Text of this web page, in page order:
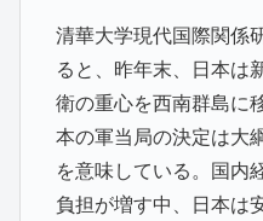
清華大学現代国際関係
ると、昨年末、日本は
衛の重心を西南群島に
本の軍当局の決定は大
を意味している。国内
負担が増す中、日本は